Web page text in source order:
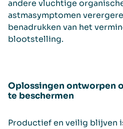
andere vluchtige
astmasymptomen
benadrukken van het
blootstelling.
Oplossingen ontworpen
te beschermen
Productief en veilig blijven